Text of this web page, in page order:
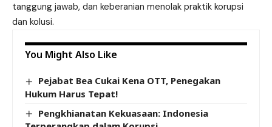
tanggung jawab, dan keberanian menolak praktik korupsi
dan kolusi.
You Might Also Like
Pejabat Bea Cukai Kena OTT, Penegakan
Hukum Harus Tepat!
Pengkhianatan Kekuasaan: Indonesia